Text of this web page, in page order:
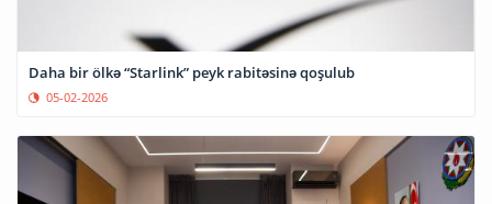
Daha bir ölkə “Starlink” peyk rabitəsinə qoşulub
05-02-2026